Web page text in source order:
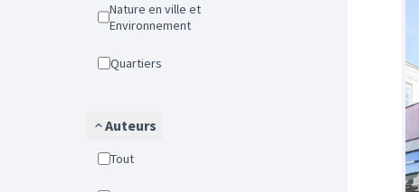
Nature en ville et
Environnement
Quartiers
Auteurs
Tout